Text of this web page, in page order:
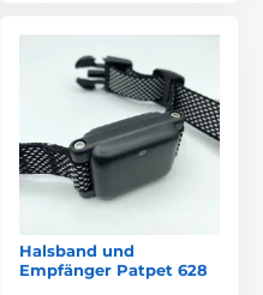
Halsband und
Empfänger Patpet 628